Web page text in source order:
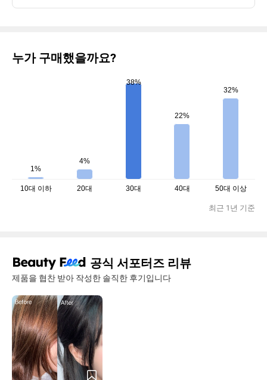
누가 구매했을까요?
1%
4%
38%
22%
32%
10대 이하 20대 30대 40대 50대 이상
최근 1년 기준
공식 서포터즈 리뷰
제품을 협찬 받아 작성한 솔직한 후기입니다